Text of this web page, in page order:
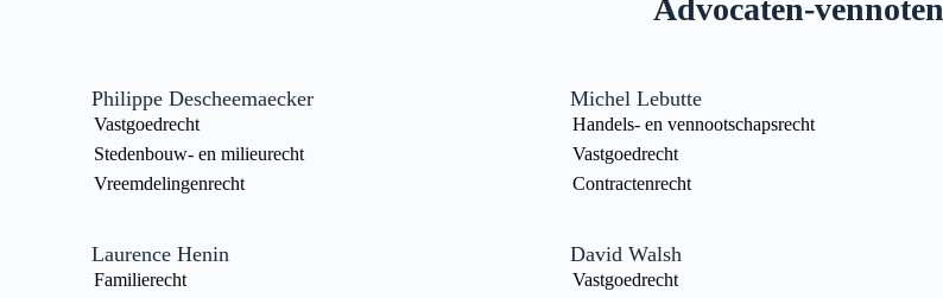
Advocaten-vennoten
Philippe Descheemaecker
Vastgoedrecht
Stedenbouw- en milieurecht
Vreemdelingenrecht
Michel Lebutte
Handels- en vennootschapsrecht
Vastgoedrecht
Contractenrecht
Laurence Henin
Familierecht
David Walsh
Vastgoedrecht